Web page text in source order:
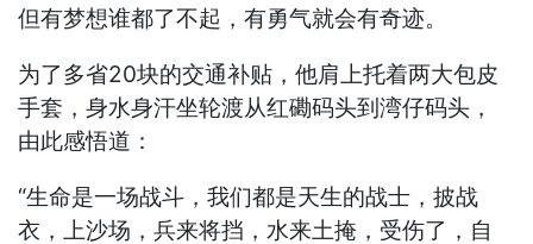
但有梦想谁都了不起，有勇气就会有奇迹。
为了多省20块的交通补贴，他肩上托着两大包皮
手套，身水身汗坐轮渡从红磡码头到湾仔码头，
由此感悟道：
“生命是一场战斗，我们都是天生的战士，披战
衣，上沙场，兵来将挡，水来土掩，受伤了，自